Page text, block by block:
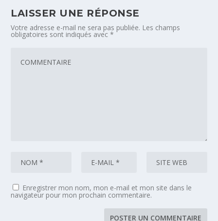
LAISSER UNE RÉPONSE
Votre adresse e-mail ne sera pas publiée. Les champs
obligatoires sont indiqués avec*
Enregistrer mon nom, mon e-mail et mon site dans le
navigateur pour mon prochain commentaire.